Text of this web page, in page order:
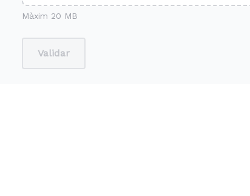
Màxim 20 MB
Validar